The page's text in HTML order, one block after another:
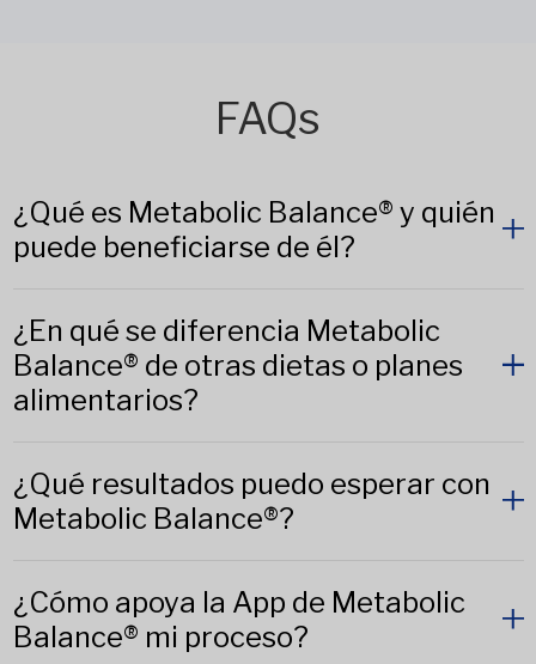
FAQs
¿Qué es Metabolic Balance® y quién
puede beneficiarse de él?
¿En qué se diferencia Metabolic
Balance® de otras dietas o planes
alimentarios?
¿Qué resultados puedo esperar con
Metabolic Balance®?
¿Cómo apoya la App de Metabolic
Balance® mi proceso?